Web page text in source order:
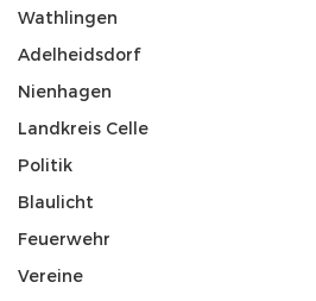
Wathlingen
Adelheidsdorf
Nienhagen
Landkreis Celle
Politik
Blaulicht
Feuerwehr
Vereine